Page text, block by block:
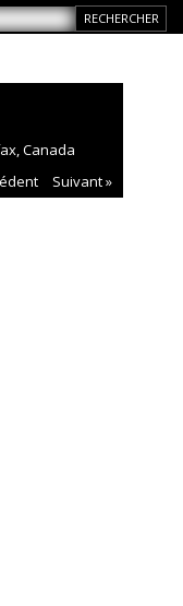
Canada
Suivant »